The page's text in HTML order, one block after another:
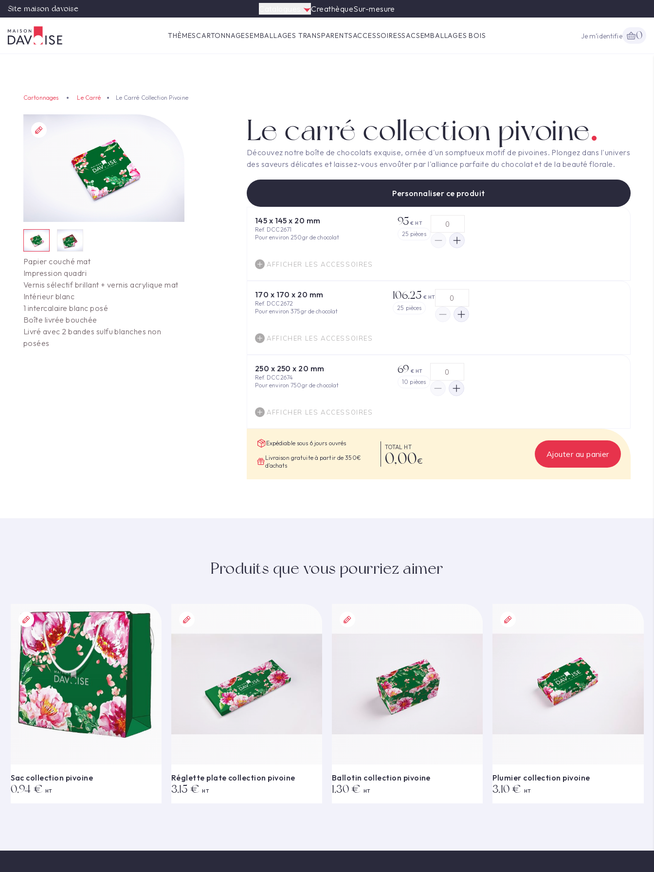
Site maison davoise CreathèqueSur-mesure
THÈMESCARTONNAGESEMBALLAGES TRANSPARENTSACCESSOIRESSACSEMBALLAGES BOIS Je m’identifie 0
Cartonnages Le Carré Le Carré Collection Pivoine
Papier couché mat
Impression quadri
Vernis sélectif brillant + vernis acrylique mat
Intérieur blanc
1 intercalaire blanc posé
Boîte livrée bouchée
Livré avec 2 bandes sulfu blanches non
posées
Le carré collection pivoine
Découvez notre boîte de chocolats exquise, ornée d'un somptueux motif de pivoines. Plongez dans l'univers
des saveurs délicates et laissez-vous envoûter par l'alliance parfaite du chocolat et de la beauté florale.
Personnaliser ce produit
145 x 145 x 20 mm
Ref. DCC2671
Pour environ 250gr de chocolat
95 € HT
25 pièces
AFFICHER LES ACCESSOIRES
170 x 170 x 20 mm
Ref. DCC2672
Pour environ 375gr de chocolat
106.25 € HT
25 pièces
AFFICHER LES ACCESSOIRES
250 x 250 x 20 mm
Ref. DCC2674
Pour environ 750gr de chocolat
69 € HT
10 pièces
AFFICHER LES ACCESSOIRES
Expédiable sous 6 jours ouvrés
Livraison gratuite à partir de 350€
d'achats
TOTAL HT
0,00€
Ajouter au panier
Produits que vous pourriez aimer
Sac collection pivoine
0,94 € HT
Réglette plate collection pivoine
3,15 € HT
Ballotin collection pivoine
1,30 € HT
Plumier collection pivoine
3,10 € HT